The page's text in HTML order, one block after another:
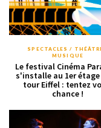
SPECTACLES /
MUSIQUE
Le festival Cinéma
s'installe au 1er étage
tour Eiffel : tentez
chance !